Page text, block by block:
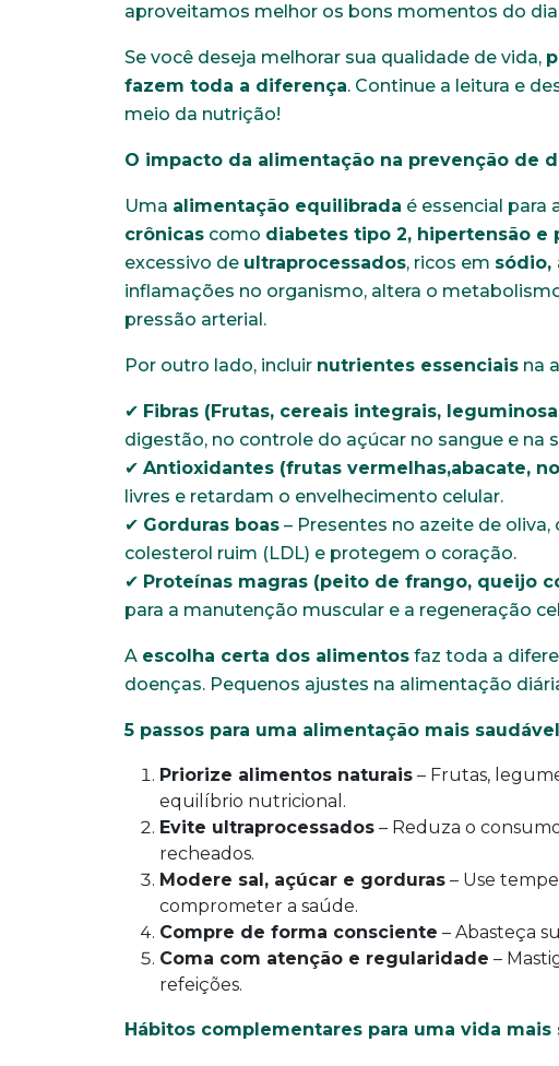
aproveitamos melhor os bons momentos do dia
Se você deseja melhorar sua qualidade de vida,
fazem toda a diferença. Continue a leitura e
meio da nutrição!
O impacto da alimentação na prevenção de
Uma alimentação equilibrada é essencial para
crônicas como diabetes tipo 2, hipertensão e
excessivo de ultraprocessados, ricos em sódio,
inflamações no organismo, altera o
pressão arterial.
Por outro lado, incluir nutrientes essenciais na
✔ Fibras (Frutas, cereais integrais,
digestão, no controle do açúcar no sangue e na
✔ Antioxidantes (frutas vermelhas,abacate,
livres e retardam o envelhecimento celular.
✔ Gorduras boas – Presentes no azeite de
colesterol ruim (LDL) e protegem o coração.
✔ Proteínas magras (peito de frango, queijo
para a manutenção muscular e a regeneração
A escolha certa dos alimentos faz toda a
doenças. Pequenos ajustes na alimentação
5 passos para uma alimentação mais
Priorize alimentos naturais – Frutas,
equilíbrio nutricional.
Evite ultraprocessados – Reduza o
recheados.
Modere sal, açúcar e gorduras – Use
comprometer a saúde.
Compre de forma consciente – Abasteça
Coma com atenção e regularidade –
refeições.
Hábitos complementares para uma vida mais
Faça parte de uma instituição
*Campos obrigatórios
Nome completo*
Endereço